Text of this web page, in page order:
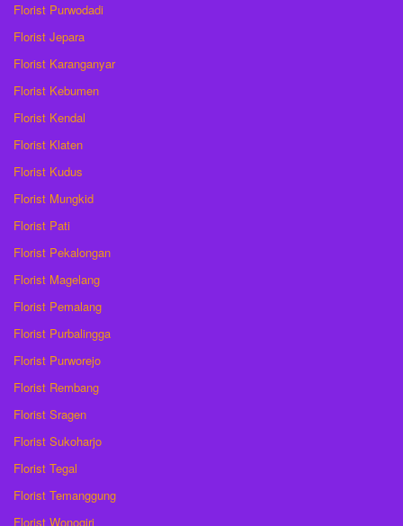
Florist Purwodadi
Florist Jepara
Florist Karanganyar
Florist Kebumen
Florist Kendal
Florist Klaten
Florist Kudus
Florist Mungkid
Florist Pati
Florist Pekalongan
Florist Magelang
Florist Pemalang
Florist Purbalingga
Florist Purworejo
Florist Rembang
Florist Sragen
Florist Sukoharjo
Florist Tegal
Florist Temanggung
Florist Wonogiri